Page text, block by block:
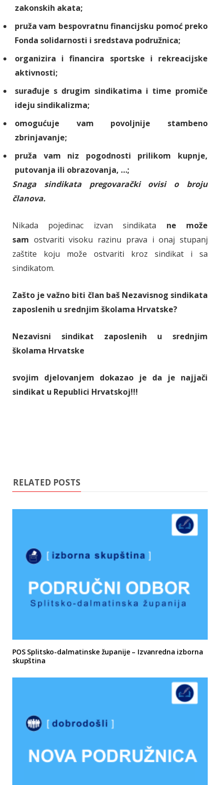
zakonskih akata;
pruža vam bespovratnu financijsku pomoć preko
Fonda solidarnosti i sredstava podružnica;
organizira i financira sportske i rekreacijske
aktivnosti;
surađuje s drugim sindikatima i time promiče
ideju sindikalizma;
omogućuje vam povoljnije stambeno
zbrinjavanje;
pruža vam niz pogodnosti prilikom kupnje,
putovanja ili obrazovanja, …;
Snaga sindikata pregovarački ovisi o broju
članova.
Nikada pojedinac izvan sindikata ne može
sam ostvariti visoku razinu prava i onaj stupanj
zaštite koju može ostvariti kroz sindikat i sa
sindikatom.
Zašto je važno biti član baš Nezavisnog sindikata
zaposlenih u srednjim školama Hrvatske?
Nezavisni sindikat zaposlenih u srednjim
školama Hrvatske
svojim djelovanjem dokazao je da je najjači
sindikat u Republici Hrvatskoj!!!
RELATED POSTS
POS Splitsko-dalmatinske županije – Izvanredna izborna
skupština